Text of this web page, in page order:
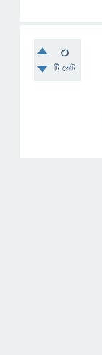
0
টি ভোট